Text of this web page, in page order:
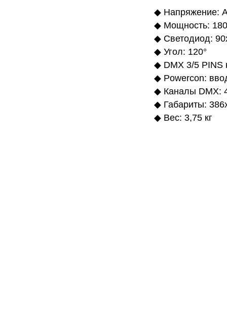
◆ Напряжение:
◆ Мощность:
◆ Светодиод:
◆ Угол: 120°
◆ DMX 3/5 PINS
◆ Powercon:
◆ Каналы DMX:
◆ Габариты:
◆ Вес: 3,75 кг